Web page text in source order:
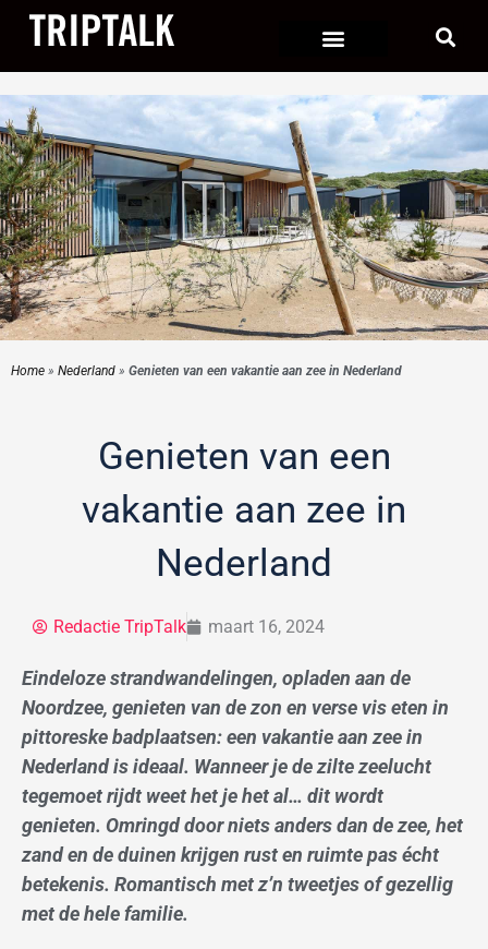
de
inhoud
Home » Nederland » Genieten van een vakantie aan zee in Nederland
Genieten van een
vakantie aan zee in
Nederland
Redactie TripTalk maart 16, 2024
Eindeloze strandwandelingen, opladen aan de
Noordzee, genieten van de zon en verse vis eten in
pittoreske badplaatsen: een vakantie aan zee in
Nederland is ideaal. Wanneer je de zilte zeelucht
tegemoet rijdt weet het je het al… dit wordt
genieten. Omringd door niets anders dan de zee, het
zand en de duinen krijgen rust en ruimte pas écht
betekenis. Romantisch met z’n tweetjes of gezellig
met de hele familie.